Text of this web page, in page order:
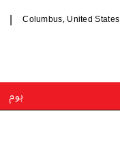
Columbus, United States
ہوم